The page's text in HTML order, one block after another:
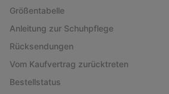
Größentabelle
Anleitung zur Schuhpflege
Rücksendungen
Vom Kaufvertrag zurücktreten
Bestellstatus